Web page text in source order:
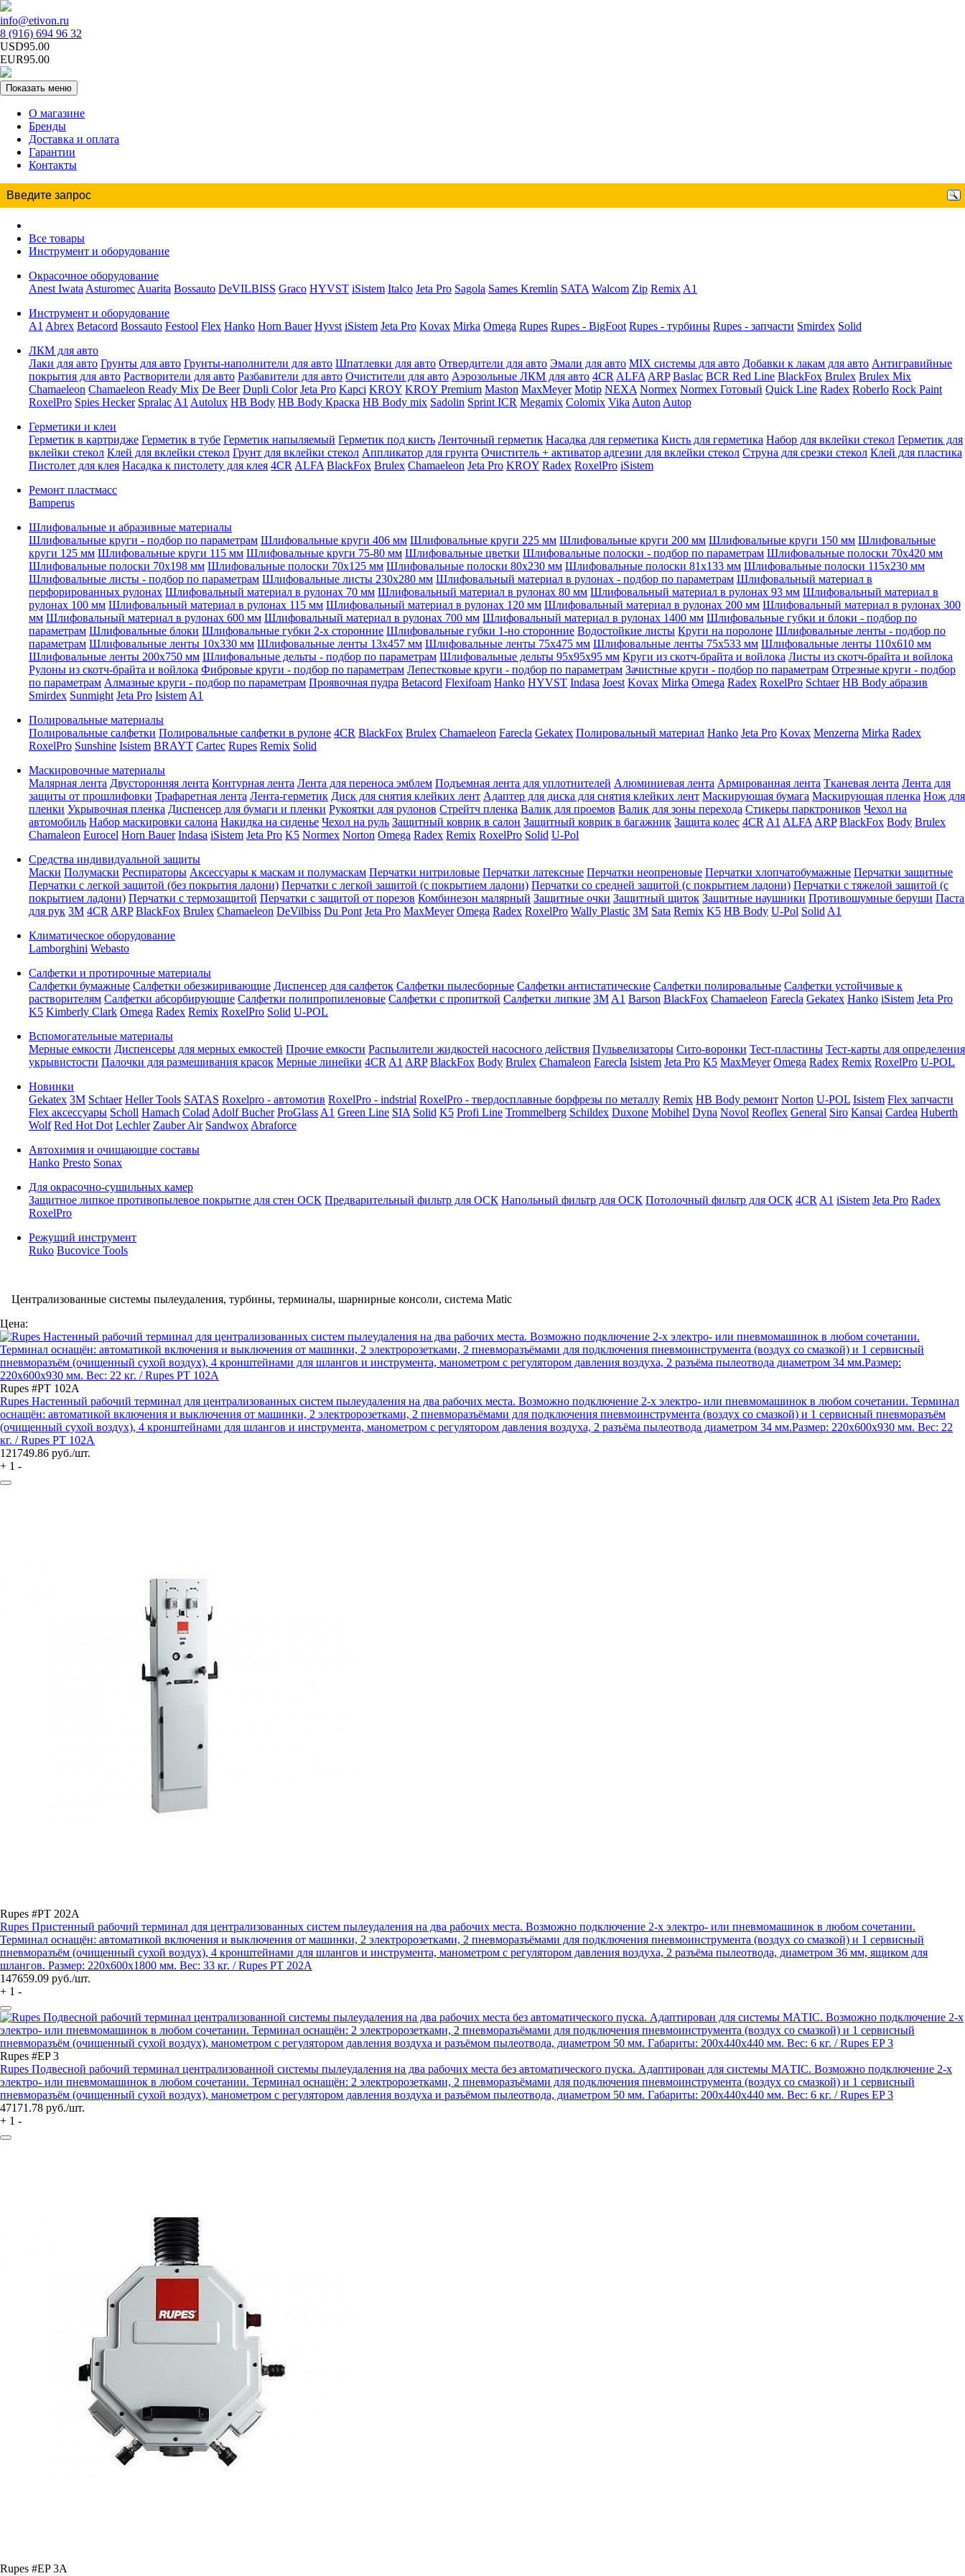
info@etivon.ru
8 (916) 694 96 32
USD95.00
EUR95.00
Показать меню
О магазине
Бренды
Доставка и оплата
Гарантии
Контакты
Все товары
Инструмент и оборудование
Окрасочное оборудование
Anest Iwata Asturomec Auarita Bossauto DeVILBISS Graco HYVST iSistem Italco Jeta Pro Sagola Sames Kremlin SATA Walcom Zip Remix A1
Инструмент и оборудование
A1 Abrex Betacord Bossauto Festool Flex Hanko Horn Bauer Hyvst iSistem Jeta Pro Kovax Mirka Omega Rupes Rupes - BigFoot Rupes - турбины Rupes - запчасти Smirdex Solid
ЛКМ для авто
Лаки для авто Грунты для авто Грунты-наполнители для авто Шпатлевки для авто Отвердители для авто Эмали для авто MIX системы для авто Добавки к лакам для авто Антигравийные
покрытия для авто Растворители для авто Разбавители для авто Очистители для авто Аэрозольные ЛКМ для авто 4CR ALFA ARP Baslac BCR Red Line BlackFox Brulex Brulex Mix
Chamaeleon Chamaeleon Ready Mix De Beer Dupli Color Jeta Pro Kapci KROY KROY Premium Maston MaxMeyer Motip NEXA Normex Normex Готовый Quick Line Radex Roberlo Rock Paint
RoxelPro Spies Hecker Spralac A1 Autolux HB Body HB Body Краска HB Body mix Sadolin Sprint ICR Megamix Colomix Vika Auton Autop
Герметики и клеи
Герметик в картридже Герметик в тубе Герметик напыляемый Герметик под кисть Ленточный герметик Насадка для герметика Кисть для герметика Набор для вклейки стекол Герметик для
вклейки стекол Клей для вклейки стекол Грунт для вклейки стекол Аппликатор для грунта Очиститель + активатор адгезии для вклейки стекол Струна для срезки стекол Клей для пластика
Пистолет для клея Насадка к пистолету для клея 4CR ALFA BlackFox Brulex Chamaeleon Jeta Pro KROY Radex RoxelPro iSistem
Ремонт пластмасс
Bamperus
Шлифовальные и абразивные материалы
Шлифовальные круги - подбор по параметрам Шлифовальные круги 406 мм Шлифовальные круги 225 мм Шлифовальные круги 200 мм Шлифовальные круги 150 мм Шлифовальные
круги 125 мм Шлифовальные круги 115 мм Шлифовальные круги 75-80 мм Шлифовальные цветки Шлифовальные полоски - подбор по параметрам Шлифовальные полоски 70x420 мм
Шлифовальные полоски 70x198 мм Шлифовальные полоски 70x125 мм Шлифовальные полоски 80x230 мм Шлифовальные полоски 81x133 мм Шлифовальные полоски 115x230 мм
Шлифовальные листы - подбор по параметрам Шлифовальные листы 230x280 мм Шлифовальный материал в рулонах - подбор по параметрам Шлифовальный материал в
перфорированных рулонах Шлифовальный материал в рулонах 70 мм Шлифовальный материал в рулонах 80 мм Шлифовальный материал в рулонах 93 мм Шлифовальный материал в
рулонах 100 мм Шлифовальный материал в рулонах 115 мм Шлифовальный материал в рулонах 120 мм Шлифовальный материал в рулонах 200 мм Шлифовальный материал в рулонах 300
мм Шлифовальный материал в рулонах 600 мм Шлифовальный материал в рулонах 700 мм Шлифовальный материал в рулонах 1400 мм Шлифовальные губки и блоки - подбор по
параметрам Шлифовальные блоки Шлифовальные губки 2-х сторонние Шлифовальные губки 1-но сторонние Водостойкие листы Круги на поролоне Шлифовальные ленты - подбор по
параметрам Шлифовальные ленты 10x330 мм Шлифовальные ленты 13x457 мм Шлифовальные ленты 75x475 мм Шлифовальные ленты 75x533 мм Шлифовальные ленты 110x610 мм
Шлифовальные ленты 200x750 мм Шлифовальные дельты - подбор по параметрам Шлифовальные дельты 95x95x95 мм Круги из скотч-брайта и войлока Листы из скотч-брайта и войлока
Рулоны из скотч-брайта и войлока Фибровые круги - подбор по параметрам Лепестковые круги - подбор по параметрам Зачистные круги - подбор по параметрам Отрезные круги - подбор
по параметрам Алмазные круги - подбор по параметрам Проявочная пудра Betacord Flexifoam Hanko HYVST Indasa Joest Kovax Mirka Omega Radex RoxelPro Schtaer HB Body абразив
Smirdex Sunmight Jeta Pro Isistem A1
Полировальные материалы
Полировальные салфетки Полировальные салфетки в рулоне 4CR BlackFox Brulex Chamaeleon Farecla Gekatex Полировальный материал Hanko Jeta Pro Kovax Menzerna Mirka Radex
RoxelPro Sunshine Isistem BRAYT Cartec Rupes Remix Solid
Маскировочные материалы
Малярная лента Двусторонняя лента Контурная лента Лента для переноса эмблем Подъемная лента для уплотнителей Алюминиевая лента Армированная лента Тканевая лента Лента для
защиты от прошлифовки Трафаретная лента Лента-герметик Диск для снятия клейких лент Адаптер для диска для снятия клейких лент Маскирующая бумага Маскирующая пленка Нож для
пленки Укрывочная пленка Диспенсер для бумаги и пленки Рукоятки для рулонов Стрейтч пленка Валик для проемов Валик для зоны перехода Стикеры парктроников Чехол на
автомобиль Набор маскировки салона Накидка на сиденье Чехол на руль Защитный коврик в салон Защитный коврик в багажник Защита колес 4CR A1 ALFA ARP BlackFox Body Brulex
Chamaleon Eurocel Horn Bauer Indasa iSistem Jeta Pro K5 Normex Norton Omega Radex Remix RoxelPro Solid U-Pol
Средства индивидуальной защиты
Маски Полумаски Респираторы Аксессуары к маскам и полумаскам Перчатки нитриловые Перчатки латексные Перчатки неопреновые Перчатки хлопчатобумажные Перчатки защитные
Перчатки с легкой защитой (без покрытия ладони) Перчатки с легкой защитой (с покрытием ладони) Перчатки со средней защитой (с покрытием ладони) Перчатки с тяжелой защитой (с
покрытием ладони) Перчатки с термозащитой Перчатки с защитой от порезов Комбинезон малярный Защитные очки Защитный щиток Защитные наушники Противошумные беруши Паста
для рук 3M 4CR ARP BlackFox Brulex Chamaeleon DeVilbiss Du Pont Jeta Pro MaxMeyer Omega Radex RoxelPro Wally Plastic 3M Sata Remix K5 HB Body U-Pol Solid A1
Климатическое оборудование
Lamborghini Webasto
Салфетки и протирочные материалы
Салфетки бумажные Салфетки обезжиривающие Диспенсер для салфеток Салфетки пылесборные Салфетки антистатические Салфетки полировальные Салфетки устойчивые к
растворителям Салфетки абсорбирующие Салфетки полипропиленовые Салфетки с пропиткой Салфетки липкие 3M A1 Barson BlackFox Chamaeleon Farecla Gekatex Hanko iSistem Jeta Pro
K5 Kimberly Clark Omega Radex Remix RoxelPro Solid U-POL
Вспомогательные материалы
Мерные емкости Диспенсеры для мерных емкостей Прочие емкости Распылители жидкостей насосного действия Пульвелизаторы Сито-воронки Тест-пластины Тест-карты для определения
укрывистости Палочки для размешивания красок Мерные линейки 4CR A1 ARP BlackFox Body Brulex Chamaleon Farecla Isistem Jeta Pro K5 MaxMeyer Omega Radex Remix RoxelPro U-POL
Новинки
Gekatex 3M Schtaer Heller Tools SATAS Roxelpro - автомотив RoxelPro - indstrial RoxelPro - твердосплавные борфрезы по металлу Remix HB Body ремонт Norton U-POL Isistem Flex запчасти
Flex аксессуары Scholl Hamach Colad Adolf Bucher ProGlass A1 Green Line SIA Solid K5 Profi Line Trommelberg Schildex Duxone Mobihel Dyna Novol Reoflex General Siro Kansai Cardea Huberth
Wolf Red Hot Dot Lechler Zauber Air Sandwox Abraforce
Автохимия и очищающие составы
Hanko Presto Sonax
Для окрасочно-сушильных камер
Защитное липкое противопылевое покрытие для стен ОСК Предварительный фильтр для ОСК Напольный фильтр для ОСК Потолочный фильтр для ОСК 4CR A1 iSistem Jeta Pro Radex
RoxelPro
Режущий инструмент
Ruko Bucovice Tools
Централизованные системы пылеудаления, турбины, терминалы, шарнирные консоли, система Matic
Цена:
Rupes #PT 102A
Rupes Настенный рабочий терминал для централизованных систем пылеудаления на два рабочих места. Возможно подключение 2-х электро- или пневмомашинок в любом сочетании. Терминал
оснащён: автоматикой включения и выключения от машинки, 2 электророзетками, 2 пневморазъёмами для подключения пневмоинструмента (воздух со смазкой) и 1 сервисный пневморазъём
(очищенный сухой воздух), 4 кронштейнами для шлангов и инструмента, манометром с регулятором давления воздуха, 2 разъёма пылеотвода диаметром 34 мм.Размер: 220х600х930 мм. Вес: 22
кг. / Rupes PT 102A
121749.86 руб./шт.
+ 1 -
Rupes #PT 202A
Rupes Пристенный рабочий терминал для централизованных систем пылеудаления на два рабочих места. Возможно подключение 2-х электро- или пневмомашинок в любом сочетании.
Терминал оснащён: автоматикой включения и выключения от машинки, 2 электророзетками, 2 пневморазъёмами для подключения пневмоинструмента (воздух со смазкой) и 1 сервисный
пневморазъём (очищенный сухой воздух), 4 кронштейнами для шлангов и инструмента, манометром с регулятором давления воздуха, 2 разъёма пылеотвода, диаметром 36 мм, ящиком для
шлангов. Размер: 220х600х1800 мм. Вес: 33 кг. / Rupes PT 202A
147659.09 руб./шт.
+ 1 -
Rupes #EP 3
Rupes Подвесной рабочий терминал централизованной системы пылеудаления на два рабочих места без автоматического пуска. Адаптирован для системы МАTIC. Возможно подключение 2-х
электро- или пневмомашинок в любом сочетании. Терминал оснащён: 2 электророзетками, 2 пневморазъёмами для подключения пневмоинструмента (воздух со смазкой) и 1 сервисный
пневморазъём (очищенный сухой воздух), манометром с регулятором давления воздуха и разъёмом пылеотвода, диаметром 50 мм. Габариты: 200х440х440 мм. Вес: 6 кг. / Rupes EP 3
47171.78 руб./шт.
+ 1 -
Rupes #EP 3A